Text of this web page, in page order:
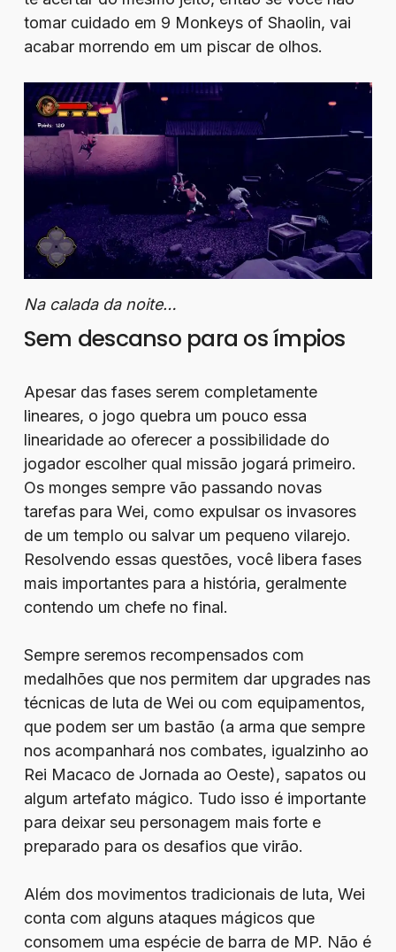
tomar cuidado em 9 Monkeys of Shaolin, vai
acabar morrendo em um piscar de olhos.
Na calada da noite…
Sem descanso para os ímpios
Apesar das fases serem completamente
lineares, o jogo quebra um pouco essa
linearidade ao oferecer a possibilidade do
jogador escolher qual missão jogará primeiro.
Os monges sempre vão passando novas
tarefas para Wei, como expulsar os invasores
de um templo ou salvar um pequeno vilarejo.
Resolvendo essas questões, você libera fases
mais importantes para a história, geralmente
contendo um chefe no final.
Sempre seremos recompensados com
medalhões que nos permitem dar upgrades nas
técnicas de luta de Wei ou com equipamentos,
que podem ser um bastão (a arma que sempre
nos acompanhará nos combates, igualzinho ao
Rei Macaco de Jornada ao Oeste), sapatos ou
algum artefato mágico. Tudo isso é importante
para deixar seu personagem mais forte e
preparado para os desafios que virão.
Além dos movimentos tradicionais de luta, Wei
conta com alguns ataques mágicos que
consomem uma espécie de barra de MP. Não é